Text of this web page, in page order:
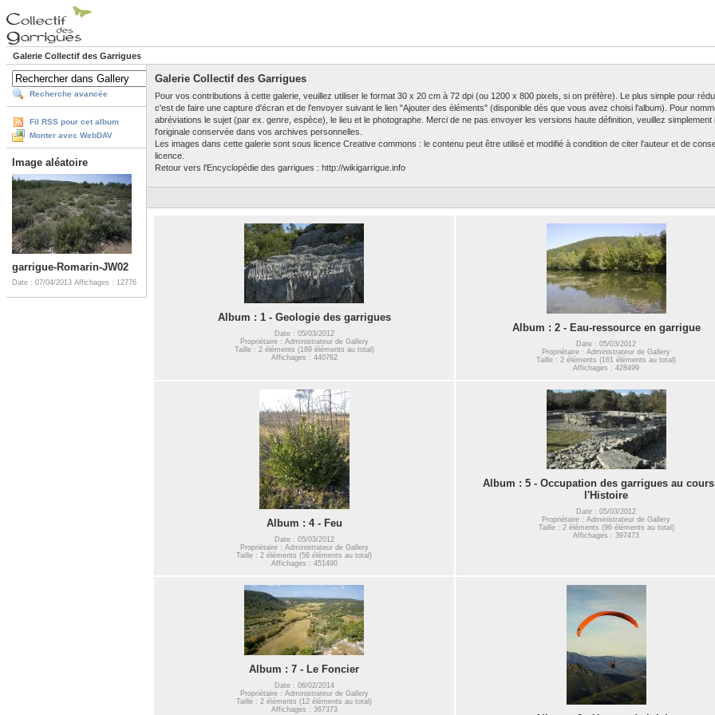
Galerie Collectif des Garrigues
Recherche avancée
Fil RSS pour cet album
Monter avec WebDAV
Image aléatoire
garrigue-Romarin-JW02
Date : 07/04/2013 Affichages : 12776
Galerie Collectif des Garrigues
Pour vos contributions à cette galerie, veuillez utiliser le format 30 x 20 cm à 72 dpi (ou 1200 x 800 pixels, si on préfère). Le plus simple pour
c'est de faire une capture d'écran et de l'envoyer suivant le lien "Ajouter des éléments" (disponible dès que vous avez choisi l'album). Pour
abréviations le sujet (par ex. genre, espèce), le lieu et le photographe. Merci de ne pas envoyer les versions haute définition, veuillez simplement
l'originale conservée dans vos archives personnelles.
Les images dans cette galerie sont sous licence Creative commons : le contenu peut être utilisé et modifié à condition de citer l'auteur et de
licence.
Retour vers l'Encyclopédie des garrigues : http://wikigarrigue.info
Album : 1 - Geologie des garrigues
Date : 05/03/2012
Propriétaire : Administrateur de Gallery
Taille : 2 éléments (189 éléments au total)
Affichages : 440762
Album : 2 - Eau-ressource en garrigue
Date : 05/03/2012
Propriétaire : Administrateur de Gallery
Taille : 2 éléments (161 éléments au total)
Affichages : 428499
Album : 4 - Feu
Date : 05/03/2012
Propriétaire : Administrateur de Gallery
Taille : 2 éléments (56 éléments au total)
Affichages : 451490
Album : 5 - Occupation des garrigues au
l'Histoire
Date : 05/03/2012
Propriétaire : Administrateur de Gallery
Taille : 2 éléments (96 éléments au total)
Affichages : 397473
Album : 7 - Le Foncier
Date : 06/02/2014
Propriétaire : Administrateur de Gallery
Taille : 2 éléments (12 éléments au total)
Affichages : 367373